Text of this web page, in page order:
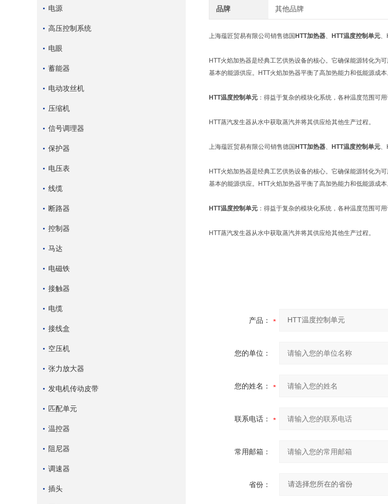
电源
高压控制系统
电眼
蓄能器
电动攻丝机
压缩机
信号调理器
保护器
电压表
线缆
断路器
控制器
马达
电磁铁
接触器
电缆
接线盒
空压机
张力放大器
发电机传动皮带
匹配单元
温控器
阻尼器
调速器
插头
品牌 其他品牌
上海蕴匠贸易有限公司销售德国 HTT加热器、 HTT温度控制单元、
HTT火焰加热器是经典工艺供热设备的核心。它确保能源转化为
基本的能源供应。HTT火焰加热器平衡了高加热能力和低能源成本
HTT温度控制单元 ：得益于复杂的模块化系统，各种温度范围可
HTT蒸汽发生器从水中获取蒸汽并将其供应给其他生产过程。
上海蕴匠贸易有限公司销售德国 HTT加热器、 HTT温度控制单元、
HTT火焰加热器是经典工艺供热设备的核心。它确保能源转化为
基本的能源供应。HTT火焰加热器平衡了高加热能力和低能源成本
HTT温度控制单元 ：得益于复杂的模块化系统，各种温度范围可
HTT蒸汽发生器从水中获取蒸汽并将其供应给其他生产过程。
产品：
您的单位：
您的姓名：
联系电话：
常用邮箱：
省份：